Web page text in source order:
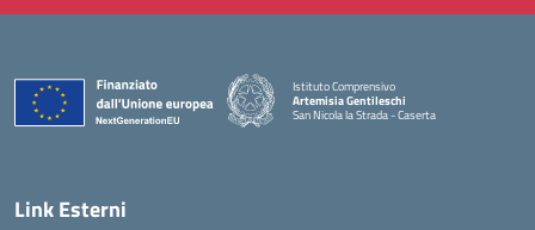
Istituto Comprensivo
Artemisia Gentileschi
San Nicola la Strada - Caserta
Link Esterni